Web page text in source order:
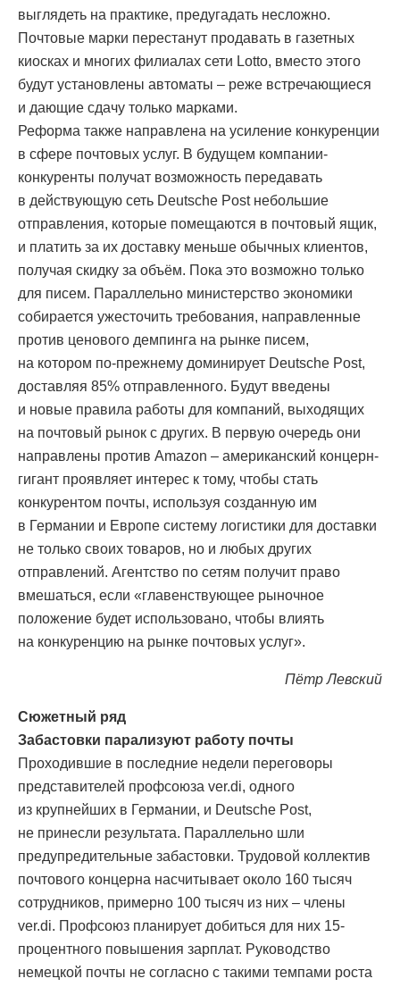
выглядеть на практике, предугадать несложно.
Почтовые марки перестанут продавать в газетных
киосках и многих филиалах сети Lotto, вместо этого
будут установлены автоматы – реже встречающиеся
и дающие сдачу только марками.
Реформа также направлена на усиление конкуренции
в сфере почтовых услуг. В будущем компании-
конкуренты получат возможность передавать
в действующую сеть Deutsche Post небольшие
отправления, которые помещаются в почтовый ящик,
и платить за их доставку меньше обычных клиентов,
получая скидку за объём. Пока это возможно только
для писем. Параллельно министерство экономики
собирается ужесточить требования, направленные
против ценового демпинга на рынке писем,
на котором по-прежнему доминирует Deutsche Post,
доставляя 85% отправленного. Будут введены
и новые правила работы для компаний, выходящих
на почтовый рынок с других. В первую очередь они
направлены против Amazon – американский концерн-
гигант проявляет интерес к тому, чтобы стать
конкурентом почты, используя созданную им
в Германии и Европе систему логистики для доставки
не только своих товаров, но и любых других
отправлений. Агентство по сетям получит право
вмешаться, если «главенствующее рыночное
положение будет использовано, чтобы влиять
на конкуренцию на рынке почтовых услуг».
Пётр Левский
Сюжетный ряд
Забастовки парализуют работу почты
Проходившие в последние недели переговоры
представителей профсоюза ver.di, одного
из крупнейших в Германии, и Deutsche Post,
не принесли результата. Параллельно шли
предупредительные забастовки. Трудовой коллектив
почтового концерна насчитывает около 160 тысяч
сотрудников, примерно 100 тысяч из них – члены
ver.di. Профсоюз планирует добиться для них 15-
процентного повышения зарплат. Руководство
немецкой почты не согласно с такими темпами роста